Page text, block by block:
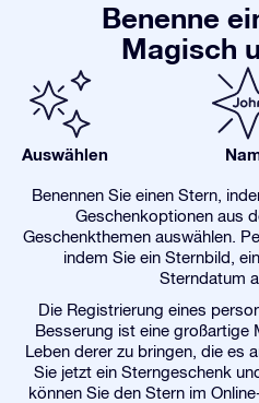
Benenne
Magisch
Auswählen
Benennen Sie einen Stern,
Geschenkoptionen aus
Geschenkthemen auswählen.
indem Sie ein Sternbild,
Sterndatum
Die Registrierung eines
Besserung ist eine großartige
Leben derer zu bringen, die es
Sie jetzt ein Sterngeschenk
können Sie den Stern im